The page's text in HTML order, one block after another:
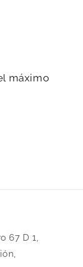
máximo
67 D 1,